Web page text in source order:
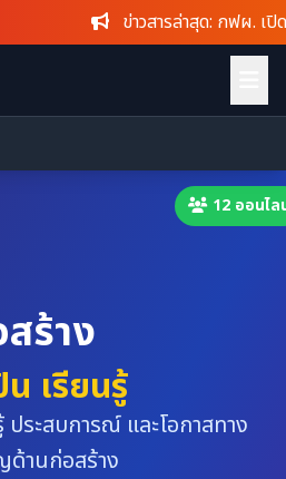
ข่าวสารล่าสุด: กฟผ. เปิดขายขอ
ร้าง
เรียนรู้
ระสบการณ์ และโอกาสทาง
ด้านก่อสร้าง
12 ออนไล